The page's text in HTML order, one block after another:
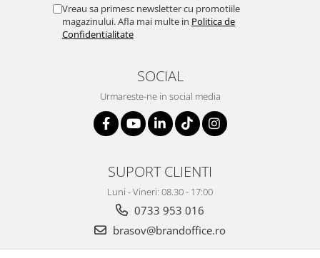
Vreau sa primesc newsletter cu promotiile
magazinului. Afla mai multe in Politica de
Confidentialitate
SOCIAL
Urmareste-ne in social media
SUPORT CLIENTI
Luni - Vineri: 08.30 - 17:00
0733 953 016
brasov@brandoffice.ro